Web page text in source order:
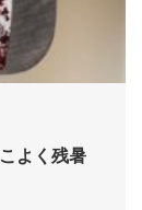
よく残暑